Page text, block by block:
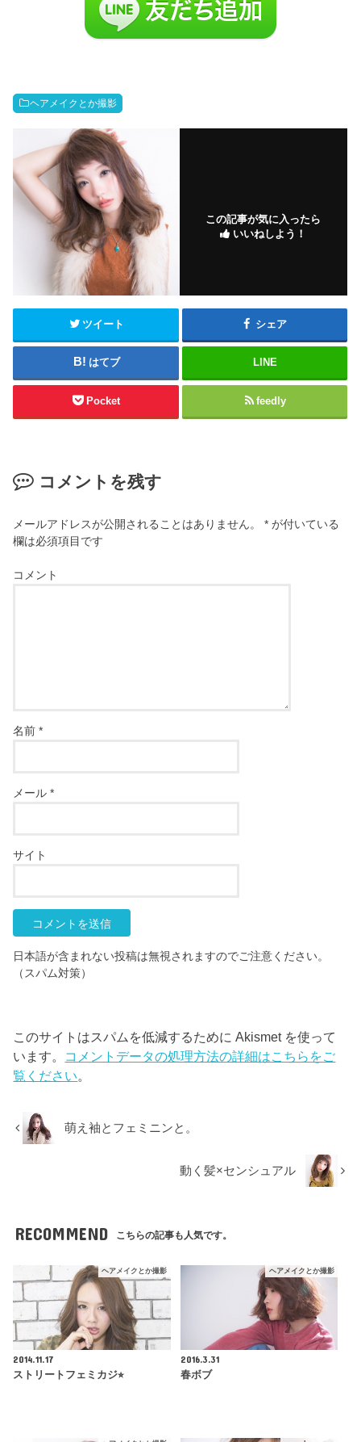
ヘアメイクとか撮影
この記事が気に入ったら
いいねしよう！
ツイート シェア
はてブ LINE
Pocket feedly
コメントを残す
メールアドレスが公開されることはありません。 * が付いている
欄は必須項目です
コメント
名前*
メール*
サイト
日本語が含まれない投稿は無視されますのでご注意ください。
（スパム対策）
このサイトはスパムを低減するために Akismet を使って
います。 コメントデータの処理方法の詳細はこちらをご
覧ください
萌え袖とフェミニンと。
動く髪×センシュアル
RECOMMEND こちらの記事も人気です。
ヘアメイクとか撮影
2014.11.17
ストリートフェミカジ⭐︎
ヘアメイクとか撮影
2016.3.31
春ボブ